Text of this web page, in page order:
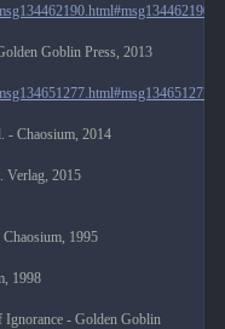
Goblin Press, 2013
- Chaosium, 2014
Verlag, 2015
Chaosium, 1995
1998
Ignorance - Golden Goblin